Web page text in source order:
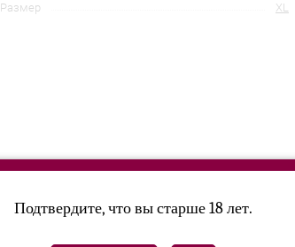
Размер
XL
Подтвердите, что вы старше 18 лет.